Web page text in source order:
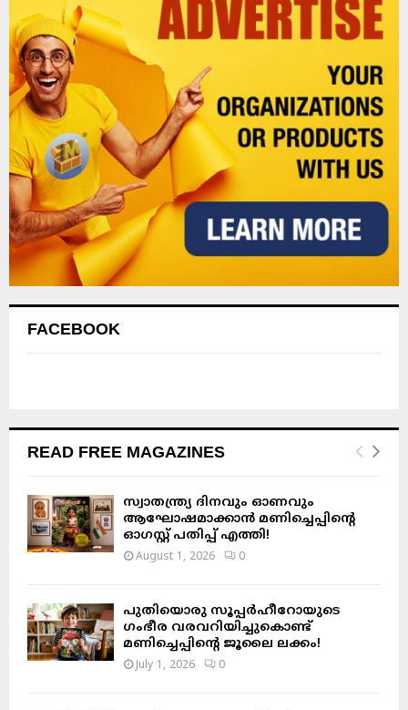
FACEBOOK
READ FREE MAGAZINES
സ്വാതന്ത്ര്യ ദിനവും ഓണവും
ആഘോഷമാക്കാൻ മണിച്ചെപ്പിന്റെ
ഓഗസ്റ്റ് പതിപ്പ് എത്തി!
August 1, 2026 0
പുതിയൊരു സൂപ്പർഹീറോയുടെ
ഗംഭീര വരവറിയിച്ചുകൊണ്ട്
മണിച്ചെപ്പിന്റെ ജൂലൈ ലക്കം!
July 1, 2026 0